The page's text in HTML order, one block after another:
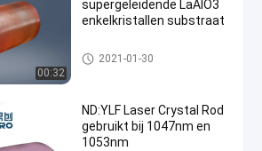
00:32
supergeleidende LaAlO3
enkelkristallen substraat
LaAlO3-wafer
2021-01-30
ND:YLF Laser Crystal Rod
gebruikt bij 1047nm en
1053nm